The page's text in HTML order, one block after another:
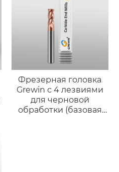
Фрезерная головка
Grewin с 4 лезвиями
для черновой
обработки (базовая